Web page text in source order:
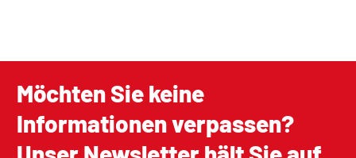
Möchten Sie keine
Informationen verpassen?